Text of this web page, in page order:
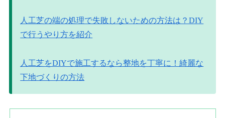
人工芝の端の処理で失敗しないための方法は？DIY
で行うやり方を紹介
人工芝をDIYで施工するなら整地を丁寧に！綺麗な
下地づくりの方法